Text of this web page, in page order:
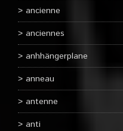
ancienne
anciennes
anhhängerplane
anneau
antenne
anti